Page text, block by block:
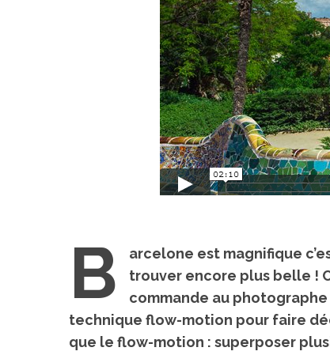
B
arcelone est magnifique
trouver encore plus belle !
commande au
technique flow-motion pour faire
que le flow-motion : superposer